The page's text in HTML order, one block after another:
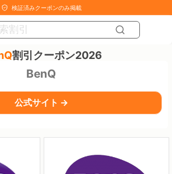
検証済みクーポンのみ掲載
割引クーポン2026
BenQ
公式サイト →